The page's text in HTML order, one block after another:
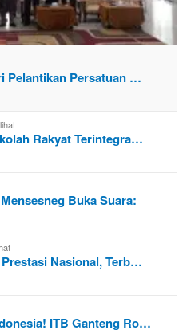
Pelantikan Persatuan …
Rakyat Terintegra…
Buka Suara:
Nasional, Terb…
ITB Ganteng Ro…